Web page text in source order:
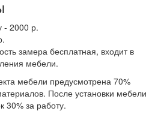
- 2000 р.
замера бесплатная, входит в
мебели.
мебели предусмотрена 70%
После установки мебели
30% за работу.